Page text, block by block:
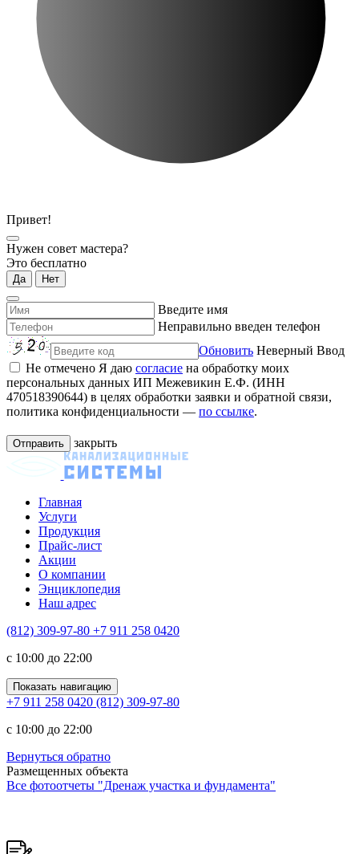
Привет!
Нужен совет мастера?
Это бесплатно
Да Нет
Введите имя
Неправильно введен телефон
Обновить Неверный Ввод
Не отмечено Я даю согласие на обработку моих
персональных данных ИП Межевикин Е.Ф. (ИНН
470518390644) в целях обработки заявки и обратной связи,
политика конфиденциальности — по ссылке.
закрыть
Главная
Услуги
Продукция
Прайс-лист
Акции
О компании
Энциклопедия
Наш адрес
(812) 309-97-80 +7 911 258 0420
c 10:00 до 22:00
Показать навигацию
+7 911 258 0420 (812) 309-97-80
c 10:00 до 22:00
Вернуться обратно
Размещенных объекта
Все фотоотчеты "Дренаж участка и фундамента"